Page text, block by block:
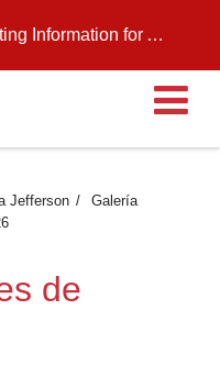
for August 11, 2026
Jefferson
Galería
de